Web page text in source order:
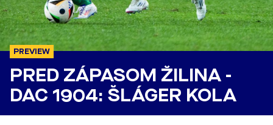
PREVIEW
PRED ZÁPASOM ŽILINA -
DAC 1904: ŠLÁGER KOLA